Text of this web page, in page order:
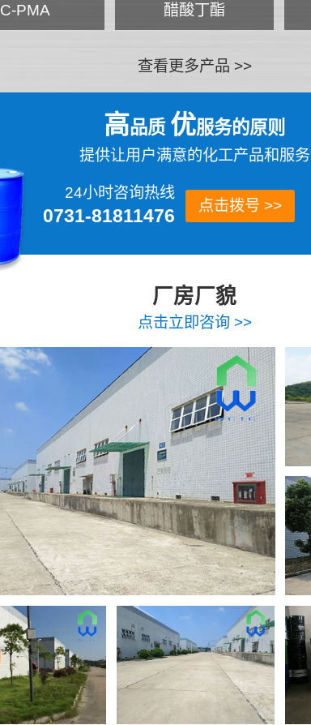
C-PMA 醋酸丁酯
查看更多产品 >>
高品质 优服务的原则
提供让用户满意的化工产品和服务
24小时咨询热线
0731-81811476 点击拨号 >>
厂房厂貌
点击立即咨询 >>